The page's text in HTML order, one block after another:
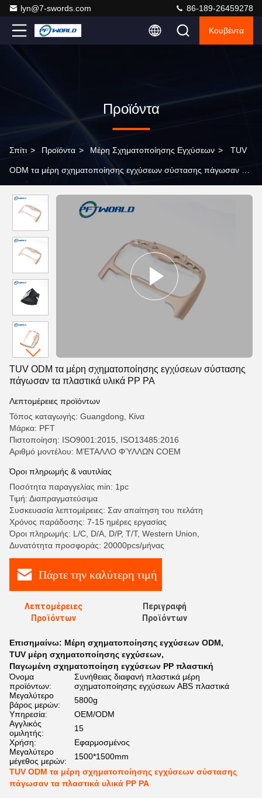
lyn@7-swords.com 86-189-26459278
Κουβέντα
Προϊόντα
Σπίτι > Προϊόντα > Μέρη Σχηματοποίησης Εγχύσεων > TUV
ODM τα μέρη σχηματοποίησης εγχύσεων σύστασης πάγωσαν τα
TUV ODM τα μέρη σχηματοποίησης εγχύσεων σύστασης
πάγωσαν τα πλαστικά υλικά PP PA
Λεπτομέρειες προϊόντων
Τόπος καταγωγής: Guangdong, Κίνα
Μάρκα: PFT
Πιστοποίηση: ISO9001:2015, ISO13485:2016
Αριθμό μοντέλου: ΜΈΤΑΛΛΟ ΦΎΛΛΩΝ COEM
Όροι πληρωμής & ναυτιλίας
Ποσότητα παραγγελίας min: 1pc
Τιμή: Διαπραγματεύσιμα
Συσκευασία λεπτομέρειες: Σαν απαίτηση του πελάτη
Χρόνος παράδοσης: 7-15 ημέρες εργασίας
Όροι πληρωμής: L/C, D/A, D/P, T/T, Western Union,
Δυνατότητα προσφοράς: 20000pcs/μήνας
Πάρτε την καλύτερη τιμή
Λεπτομέρειες
Προϊόντων
Περιγραφή
Προϊόντων
Επισημαίνω: Μέρη σχηματοποίησης εγχύσεων ODM,
TUV μέρη σχηματοποίησης εγχύσεων,
Παγωμένη σχηματοποίηση εγχύσεων PP πλαστική
Όνομα
προϊόντων:
Συνήθειας διαφανή πλαστικά μέρη
σχηματοποίησης εγχύσεων ABS πλαστικά
Μεγαλύτερο
βάρος μερών:
5800g
Υπηρεσία:
OEM/ODM
Αγγλικός
ομιλητής:
15
Χρήση:
Εφαρμοσμένος
Μεγαλύτερο
μέγεθος μερών:
1500*1500mm
TUV ODM τα μέρη σχηματοποίησης εγχύσεων σύστασης
πάγωσαν τα πλαστικά υλικά PP PA